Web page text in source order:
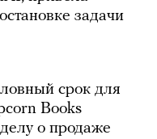
задачи
срок для
Books
о продаже